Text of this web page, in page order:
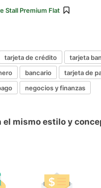
Stall Premium Flat
tarjeta de crédito
tarjeta
bancario
tarjeta de
negocios y finanzas
el mismo estilo y